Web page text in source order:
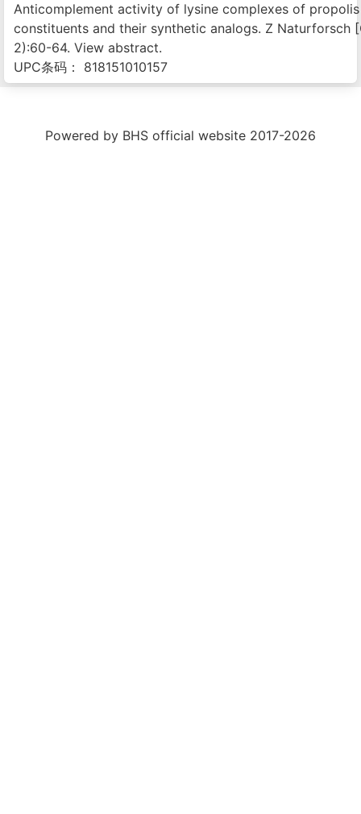
Anticomplement activity of lysine complexes of
constituents and their synthetic analogs. Z Naturforsch
2):60-64. View abstract.
UPC条码： 818151010157
Powered by BHS official website 2017-2026